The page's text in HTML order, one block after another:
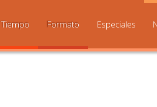
Tiempo Formato Especiales